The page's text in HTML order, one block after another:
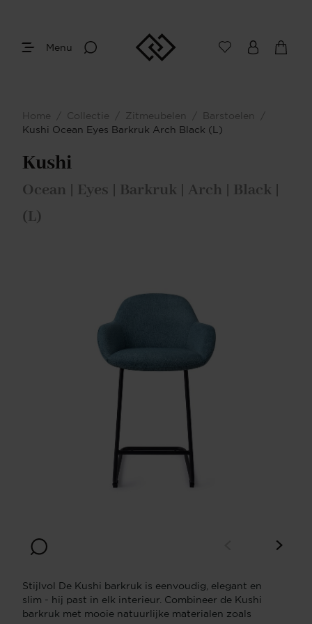
Menu
Home / Collectie / Zitmeubelen / Barstoelen
/
Kushi Ocean Eyes Barkruk Arch Black (L)
Kushi
Ocean | Eyes | Barkruk | Arch | Black |
(L)
Stijlvol De Kushi barkruk is eenvoudig, elegant en
slim - hij past in elk interieur. Combineer de Kushi
barkruk met mooie natuurlijke materialen zoals